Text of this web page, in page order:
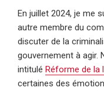
En juillet 2024, je me
autre membre du
discuter de la
gouvernement à agir.
intitulé Réforme de la
certaines des